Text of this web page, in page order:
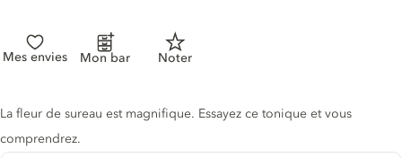
Mes envies Mon bar Noter
Description du tonic
La fleur de sureau est magnifique. Essayez ce tonique et vous
comprendrez.